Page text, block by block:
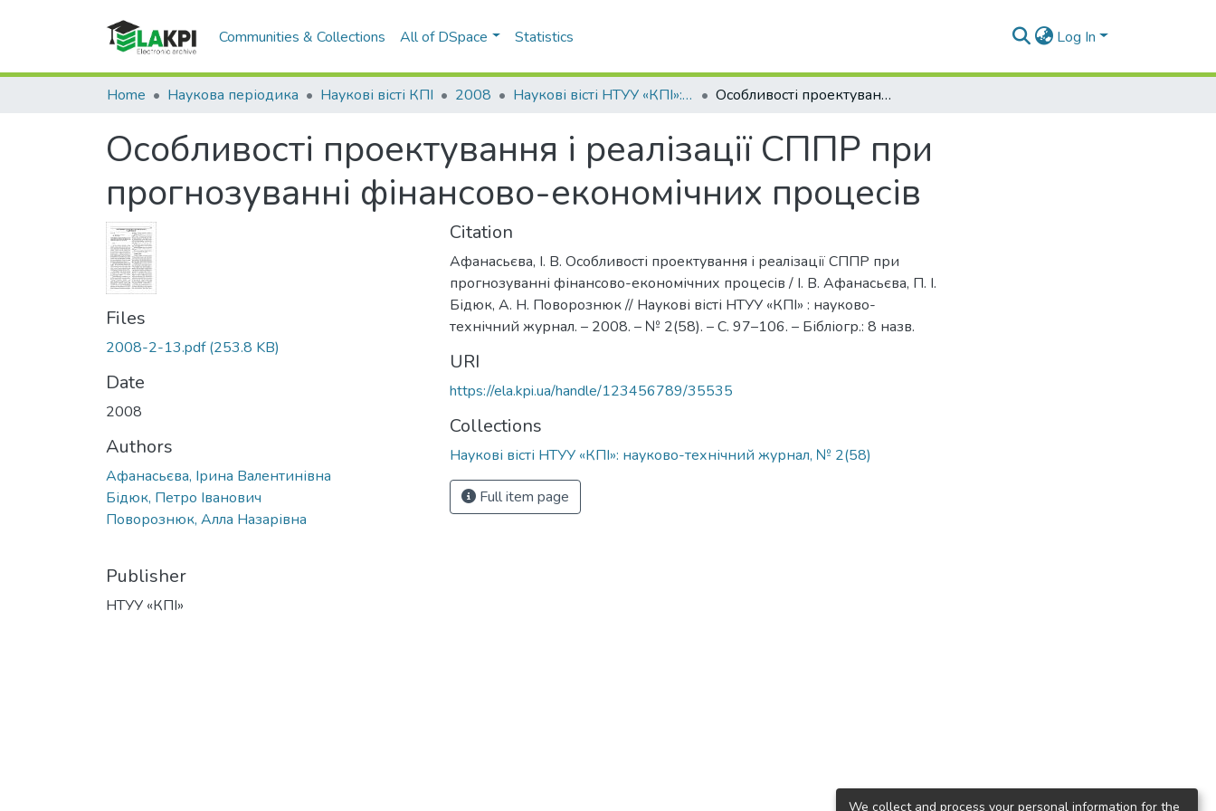
Communities & Collections All of DSpace Statistics Log In
Home Наукова періодика Наукові вісті КПІ 2008 Наукові вісті НТУУ «КПІ»: науково-технічний журнал, № 2(58) Особливості проектування і реалізації СППР при прогнозуванні фінансово-економічних процесів
Особливості проектування і реалізації СППР при
прогнозуванні фінансово-економічних процесів
Files
2008-2-13.pdf(253.8 KB)
Date
2008
Authors
Афанасьєва, Ірина Валентинівна
Бідюк, Петро Іванович
Поворознюк, Алла Назарівна
Publisher
НТУУ «КПІ»
Citation
Афанасьєва, І. В. Особливості проектування і реалізації СППР при
прогнозуванні фінансово-економічних процесів / І. В. Афанасьєва, П. І.
Бідюк, А. Н. Поворознюк // Наукові вісті НТУУ «КПІ» : науково-
технічний журнал. – 2008. – № 2(58). – С. 97–106. – Бібліогр.: 8 назв.
URI
https://ela.kpi.ua/handle/123456789/35535
Collections
Наукові вісті НТУУ «КПІ»: науково-технічний журнал, № 2(58)
Full item page
We collect and process your personal information for the